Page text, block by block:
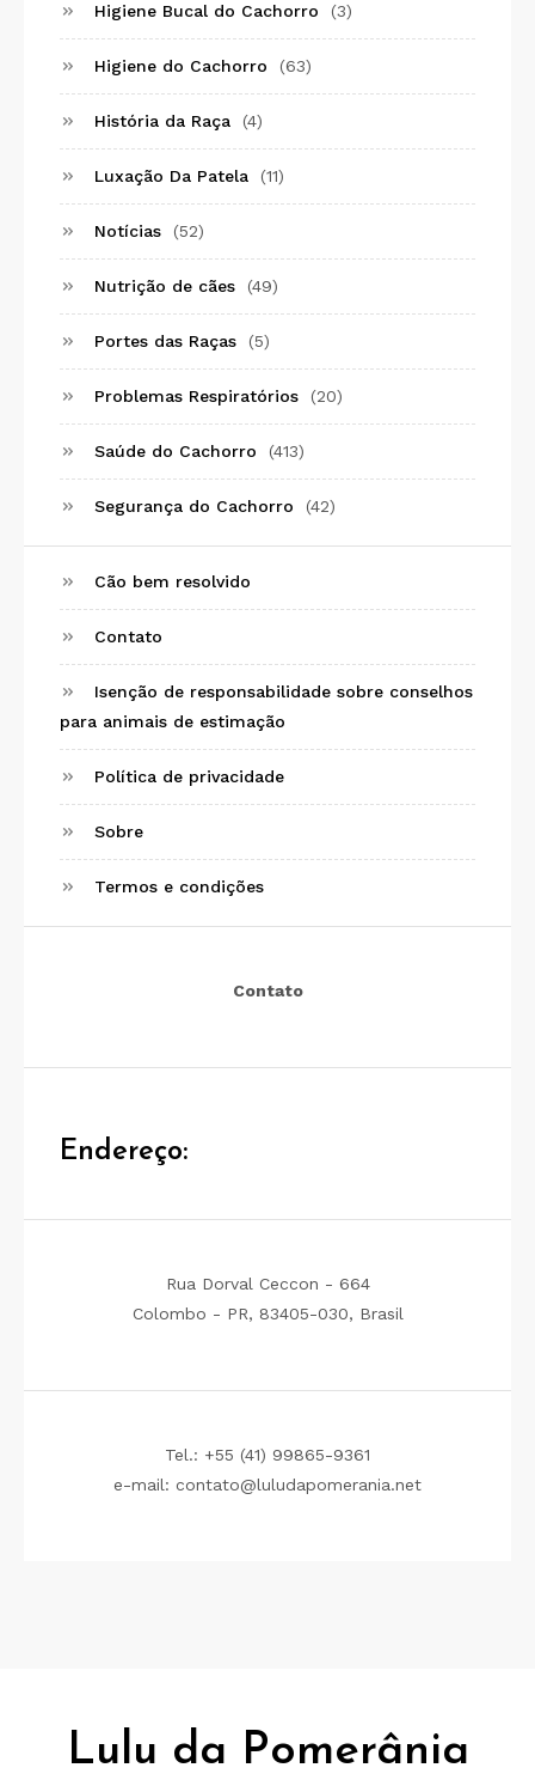
Higiene Bucal do Cachorro (3)
Higiene do Cachorro (63)
História da Raça (4)
Luxação Da Patela (11)
Notícias (52)
Nutrição de cães (49)
Portes das Raças (5)
Problemas Respiratórios (20)
Saúde do Cachorro (413)
Segurança do Cachorro (42)
Cão bem resolvido
Contato
Isenção de responsabilidade sobre conselhos
para animais de estimação
Política de privacidade
Sobre
Termos e condições
Contato
Endereço:
Rua Dorval Ceccon - 664
Colombo - PR, 83405-030, Brasil
Tel.: +55 (41) 99865-9361
e-mail: contato@luludapomerania.net
Lulu da Pomerânia